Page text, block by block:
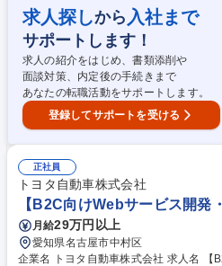
スポーツ業界にもっと多くの人材が参画
業推進者、或いはオフィシャル希望者な
ットの通信環境改革などを通じて、よ
めて参ります。 募集職種 [QJ]【企画/プロモーション】クルマをニッポン
の文化に！！する為の企画推進
求人探しから 入社まで
サポートします！
求人の紹介をはじめ、書類添削や
面談対策、内定後の手続きまで
あなたの転職活動をサポートします。
登録してサポートを受ける
正社員
トヨタ自動車株式会社
【B2C向けWebサービス開発
月給29万円以上
愛知県名古屋市中村区
企業名 トヨタ自動車株式会社 求人名 【B2C向けWebサービス開発・運